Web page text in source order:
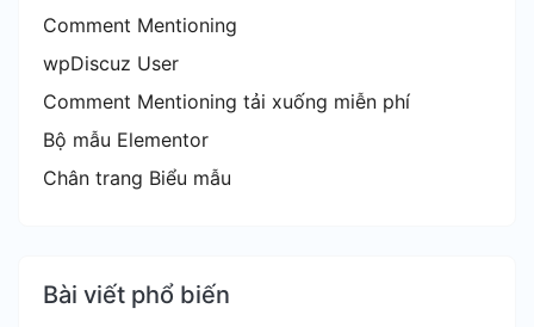
Comment Mentioning
wpDiscuz User
Comment Mentioning tải xuống miễn phí
Bộ mẫu Elementor
Chân trang Biểu mẫu
Bài viết phổ biến